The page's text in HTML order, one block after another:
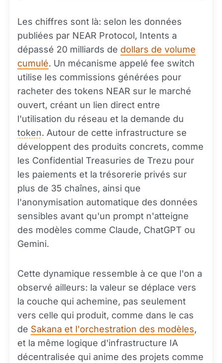
Les chiffres sont là: selon les données
publiées par NEAR Protocol, Intents a
dépassé 20 milliards de dollars de volume
cumulé. Un mécanisme appelé fee switch
utilise les commissions générées pour
racheter des tokens NEAR sur le marché
ouvert, créant un lien direct entre
l'utilisation du réseau et la demande du
token. Autour de cette infrastructure se
développent des produits concrets, comme
les Confidential Treasuries de Trezu pour
les paiements et la trésorerie privés sur
plus de 35 chaînes, ainsi que
l'anonymisation automatique des données
sensibles avant qu'un prompt n'atteigne
des modèles comme Claude, ChatGPT ou
Gemini.
Cette dynamique ressemble à ce que l'on a
observé ailleurs: la valeur se déplace vers
la couche qui achemine, pas seulement
vers celle qui produit, comme dans le cas
de Sakana et l'orchestration des modèles,
et la même logique d'infrastructure IA
décentralisée qui anime des projets comme